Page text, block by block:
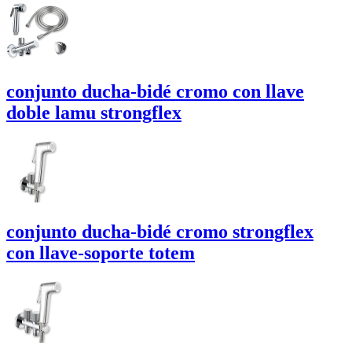
conjunto ducha-bidé cromo con llave
doble lamu strongflex
conjunto ducha-bidé cromo strongflex
con llave-soporte totem